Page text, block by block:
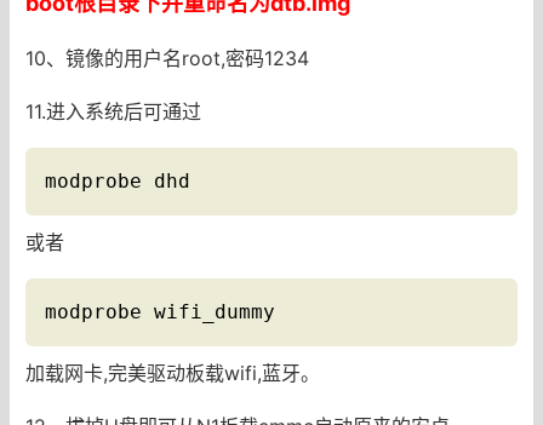
10、镜像的用户名root,密码1234
11.进入系统后可通过
modprobe dhd
或者
modprobe wifi_dummy
加载网卡,完美驱动板载wifi,蓝牙。